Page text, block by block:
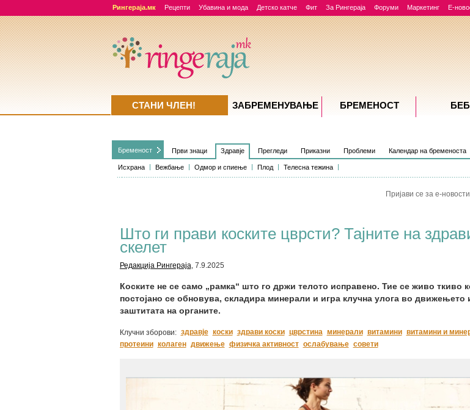
Рингераја.мк Рецепти Убавина и мода Детско катче Фит За Рингераја Форуми Маркетинг Е-
Бременост Први знаци Здравје
Исхрана Вежбање Одмор и спиење Плод Телесна тежина
Прегледи Приказни Проблеми Календар на бременоста
Пријави се за е-
Што ги прави коските цврсти? Тајните на
скелет
Редакција Рингераја, 7.9.2025
Коските не се само „рамка“ што го држи телото исправено. Тие се живо ткиво
постојано се обновува, складира минерали и игра клучна улога во движењето
заштитата на органите.
Клучни зборови: здравје коски здрави коски цврстина минерали витамини витамини и
протеини колаген движење физичка активност ослабување совети
СТАНИ ЧЛЕН! ЗАБРЕМЕНУВАЊE БРЕМЕНОСТ